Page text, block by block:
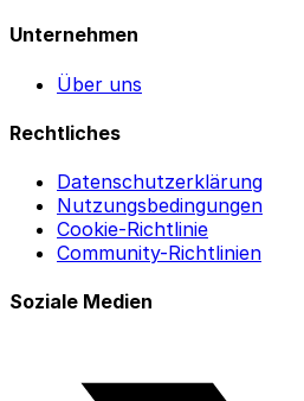
Unternehmen
Über uns
Rechtliches
Datenschutzerklärung
Nutzungsbedingungen
Cookie-Richtlinie
Community-Richtlinien
Soziale Medien